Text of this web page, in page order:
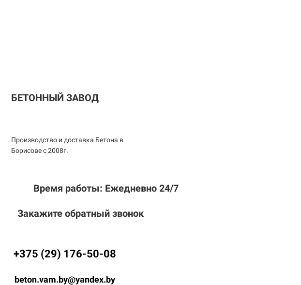
БЕТОННЫЙ ЗАВОД
Производство и доставка Бетона в
Борисове с 2008г.
Время работы: Ежедневно 24/7
Закажите обратный звонок
+375 (29) 176-50-08
beton.vam.by@yandex.by